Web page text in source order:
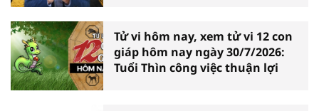
Tử vi hôm nay, xem tử vi 12 con
giáp hôm nay ngày 30/7/2026:
Tuổi Thìn công việc thuận lợi